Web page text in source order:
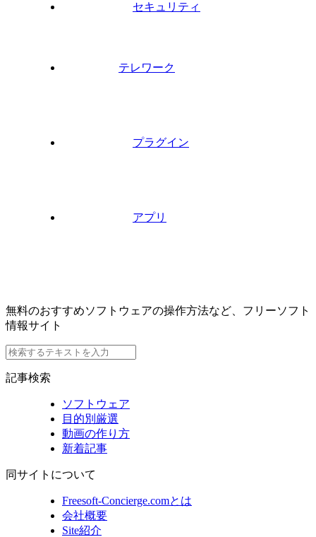
セキュリティ
テレワーク
プラグイン
アプリ
無料のおすすめソフトウェアの操作方法など、フリーソフト
情報サイト
記事検索
ソフトウェア
目的別厳選
動画の作り方
新着記事
同サイトについて
Freesoft-Concierge.comとは
会社概要
Site紹介